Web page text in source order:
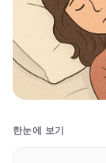
한눈에 보기